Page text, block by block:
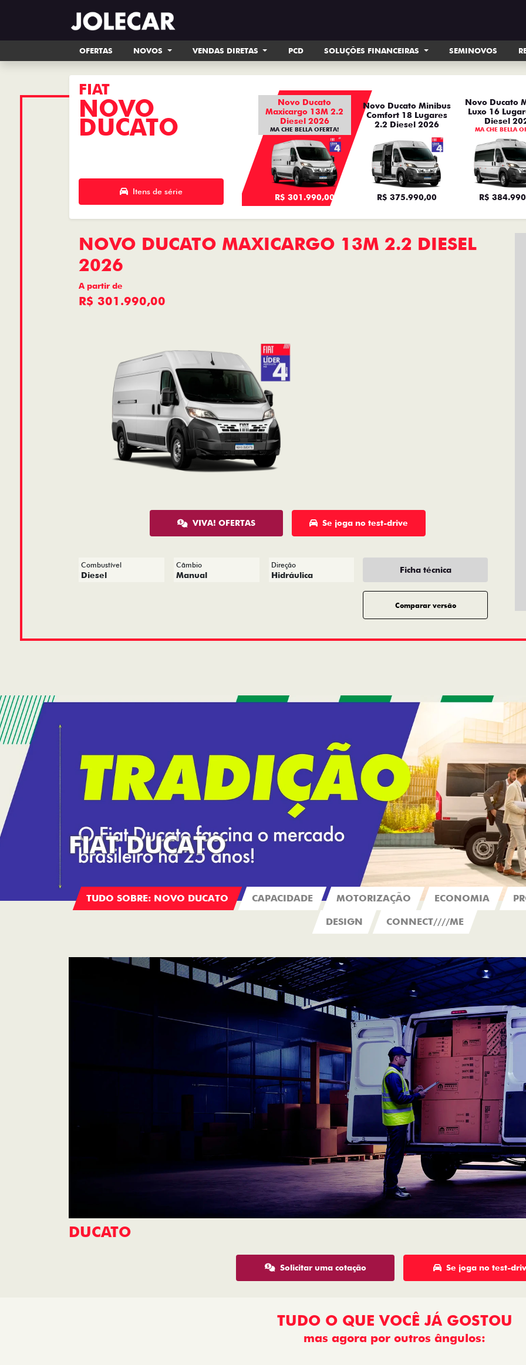
OFERTAS NOVOS VENDAS DIRETAS PCD SOLUÇÕES FINANCEIRAS SEMINOVOS
FIAT
NOVO
DUCATO
Itens de série
Novo Ducato
Maxicargo 13M 2.2
Diesel 2026
MA CHE BELLA OFERTA!
R$ 301.990,00
Novo Ducato Minibus
Comfort 18 Lugares
2.2 Diesel 2026
R$ 375.990,00
Novo Ducato
Luxo 16
Diesel
MA CHE BELLA
R$
NOVO DUCATO MAXICARGO 13M 2.2 DIESEL
2026
A partir de
R$ 301.990,00
VIVA! OFERTAS Se joga no test-drive
Combustível
Diesel
Câmbio
Manual
Direção
Hidráulica
Ficha técnica
Comparar versão
FIAT DUCATO
TUDO SOBRE: NOVO DUCATO CAPACIDADE MOTORIZAÇÃO ECONOMIA
DESIGN CONNECT////ME
DUCATO
Solicitar uma cotação Se joga no test-
TUDO O QUE VOCÊ JÁ GOSTOU
mas agora por outros ângulos: